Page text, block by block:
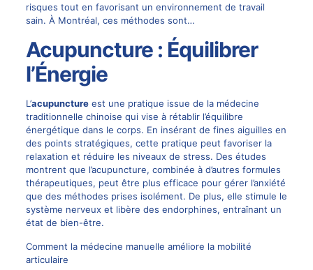
risques tout en favorisant un environnement de travail
sain. À Montréal, ces méthodes sont…
Acupuncture : Équilibrer
l’Énergie
L’acupunctureest une pratique issue de la médecine
traditionnelle chinoise qui vise à rétablir l’équilibre
énergétique dans le corps. En insérant de fines aiguilles en
des points stratégiques, cette pratique peut favoriser la
relaxation et réduire les niveaux de stress. Des études
montrent que l’acupuncture, combinée à d’autres formules
thérapeutiques, peut être plus efficace pour gérer l’anxiété
que des méthodes prises isolément. De plus, elle stimule le
système nerveux et libère des endorphines, entraînant un
état de bien-être.
Comment la médecine manuelle améliore la mobilité
articulaire